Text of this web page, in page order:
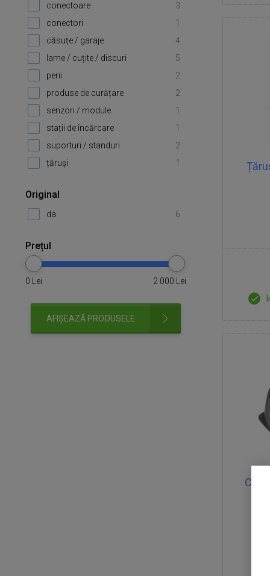
conectoare
3
conectori
1
căsuțe / garaje
4
lame / cuțite / discuri
5
perii
2
produse de curățare
2
senzori / module
1
stații de încărcare
1
suporturi / standuri
2
țăruși
1
Original
da 6
Prețul
0 Lei 2 000 Lei
AFIȘEAZĂ PRODUSELE